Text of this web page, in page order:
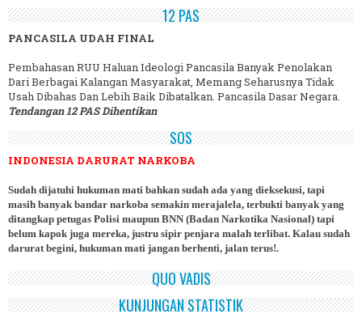
12 PAS
PANCASILA UDAH FINAL
Pembahasan RUU Haluan Ideologi Pancasila Banyak Penolakan
Dari Berbagai Kalangan Masyarakat, Memang Seharusnya Tidak
Usah Dibahas Dan Lebih Baik Dibatalkan. Pancasila Dasar Negara.
Tendangan 12 PAS Dihentikan
SOS
INDONESIA DARURAT NARKOBA
Sudah dijatuhi hukuman mati bahkan sudah ada yang dieksekusi, tapi
masih banyak bandar narkoba semakin merajalela, terbukti banyak yang
ditangkap petugas Polisi maupun BNN (Badan Narkotika Nasional) tapi
belum kapok juga mereka, justru sipir penjara malah terlibat. Kalau sudah
darurat begini, hukuman mati jangan berhenti, jalan terus!.
QUO VADIS
KUNJUNGAN STATISTIK